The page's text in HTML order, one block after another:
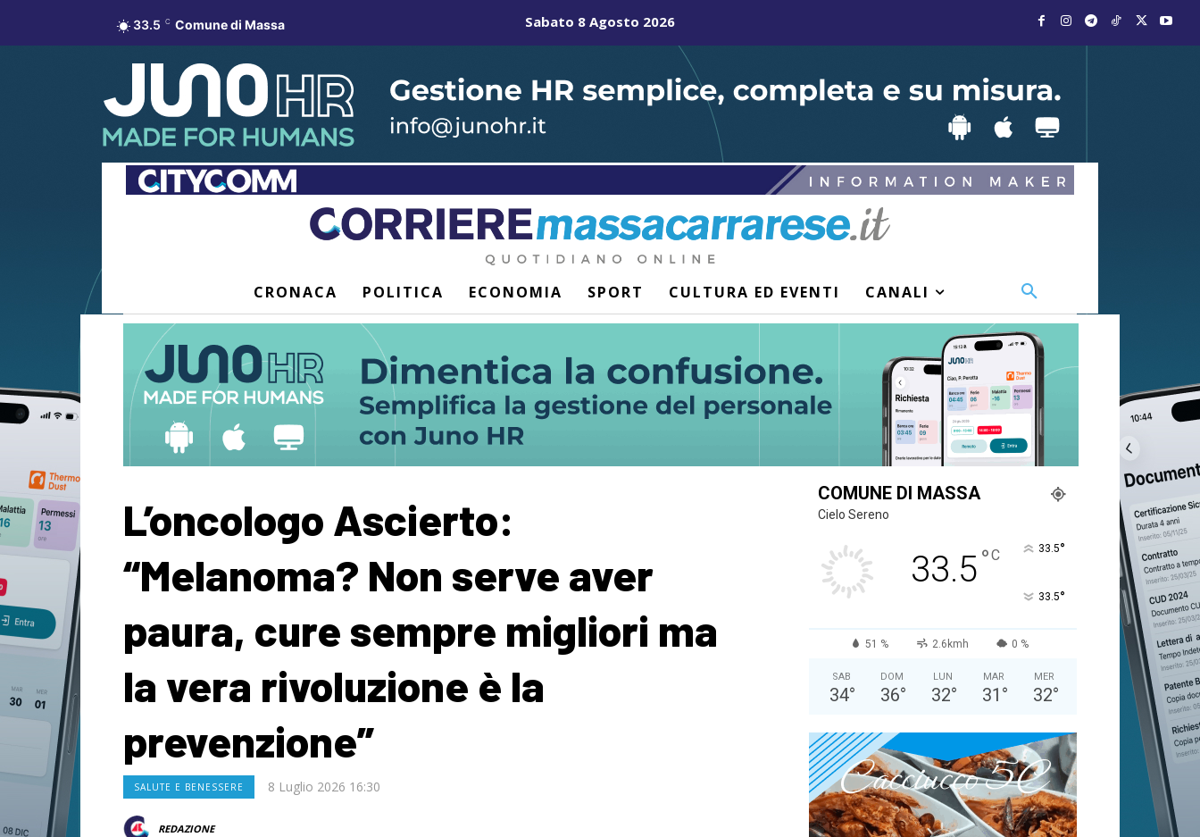
33.5 C Comune di Massa Sabato 8 Agosto 2026
CRONACA POLITICA ECONOMIA SPORT CULTURA ED EVENTI CANALI
L’oncologo Ascierto:
“Melanoma? Non serve aver
paura, cure sempre migliori ma
la vera rivoluzione è la
prevenzione”
SALUTE E BENESSERE 8 Luglio 2026 16:30
REDAZIONE
COMUNE DI MASSA
Cielo Sereno
33.5°C 33.5°
33.5°
51 % 2.6kmh 0 %
SAB
34°
DOM
36°
LUN
32°
MAR
31 °
MER
32°